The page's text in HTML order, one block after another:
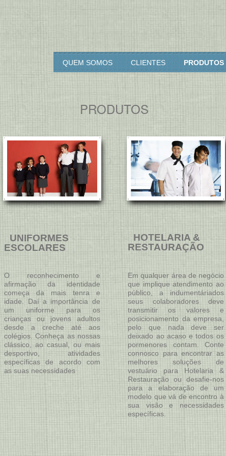
& Diogo
QUEM SOMOS CLIENTES PRODUTOS
PRODUTOS
UNIFORMES
ESCOLARES
O reconhecimento e
afirmação da identidade
começa da mais tenra e
idade. Daí a importância de
um uniforme para os
crianças ou jovens adultos
desde a creche até aos
colégios. Conheça as nossas
clássico, ao casual, ou mais
desportivo, atividades
específicas de acordo com
as suas necessidades
HOTELARIA &
RESTAURAÇÃO
Em qualquer área de negócio
que implique atendimento ao
público, a indumentáriados
seus colaboradores deve
transmitir os valores e
posicionamento da empresa,
pelo que nada deve ser
deixado ao acaso e todos os
pormenores contam. Conte
connosco para encontrar as
melhores soluções de
vestuário para Hotelaria &
Restauração ou desafie-nos
para a elaboração de um
modelo que vá de encontro à
sua visão e necessidades
específicas.